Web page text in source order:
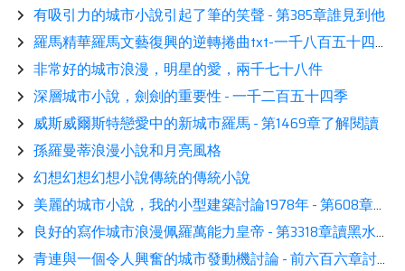
有吸引力的城市小說引起了筆的笑聲 - 第385章誰見到他
羅馬精華羅馬文藝復興的逆轉捲曲txt-一千八百五十四章贏得勝利
非常好的城市浪漫，明星的愛，兩千七十八件
深層城市小說，劍劍的重要性 - 一千二百五十四季
威斯威爾斯特戀愛中的新城市羅馬 - 第1469章了解閱讀
孫羅曼蒂浪漫小說和月亮風格
幻想幻想幻想小說傳統的傳統小說
美麗的城市小說，我的小型建築討論1978年 - 第608章我留下了10,000餐，兩瓶405,000件醫療講座
良好的寫作城市浪漫佩羅萬能力皇帝 - 第3318章讀黑水徽章
青連與一個令人興奮的城市發動機討論 - 前六百六章討論了陳述